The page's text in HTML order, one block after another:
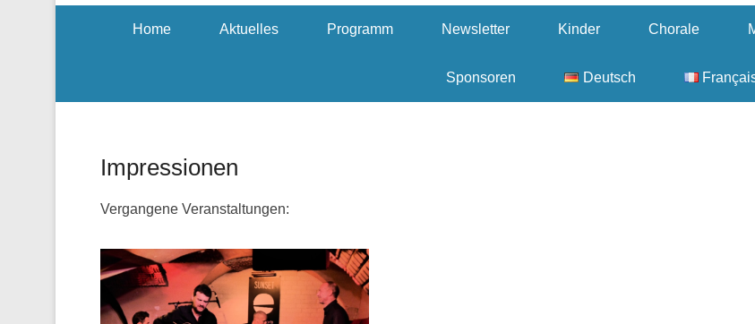
Home Aktuelles Programm Newsletter Kinder Chorale
Sponsoren Deutsch
Impressionen
Vergangene Veranstaltungen: